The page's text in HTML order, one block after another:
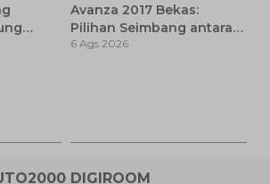
Avanza 2017 Bekas:
Pilihan Seimbang antara
Harga dan Fitur Modern
6 Ags 2026
DIGIROOM